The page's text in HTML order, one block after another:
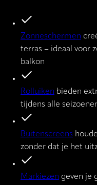
Zonneschermen
terras – ideaal voor
balkon
Rolluiken bieden
tijdens alle
Buitenscreens
zonder dat je het
Markiezen geven je